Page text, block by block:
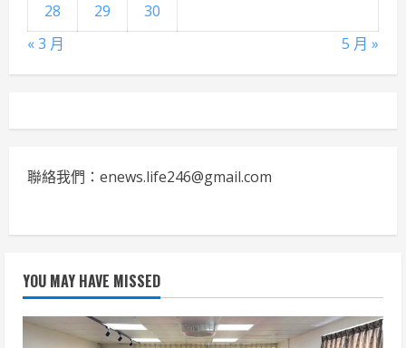
28
29
30
« 3 月
5 月 »
聯絡我們：enews.life246@gmail.com
YOU MAY HAVE MISSED